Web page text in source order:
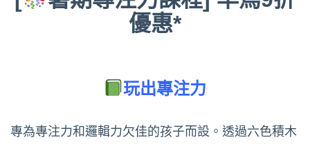
優惠*
玩出專注力
專為專注力和邏輯力欠佳的孩子而設。透過六色積木